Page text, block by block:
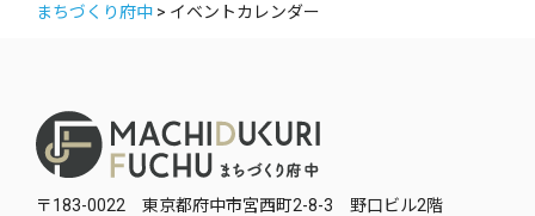
まちづくり府中 > イベントカレンダー
〒183-0022 東京都府中市宮西町2-8-3 野口ビル2階